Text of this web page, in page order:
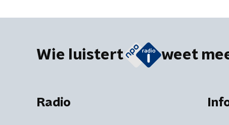
Wie luistert weet
Radio